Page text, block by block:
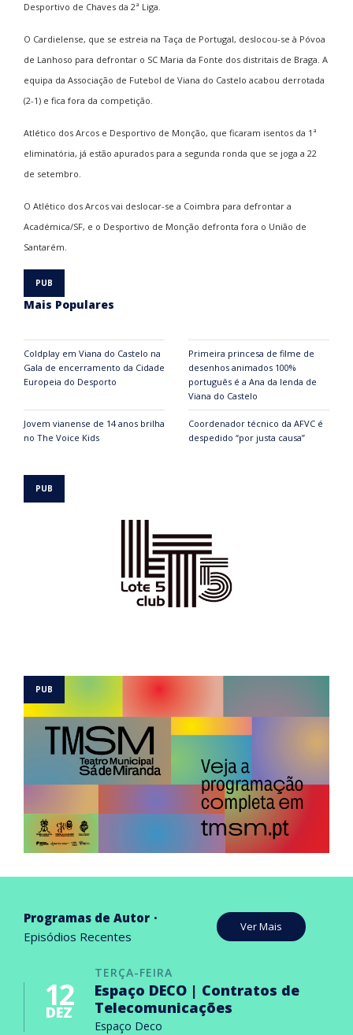
Desportivo de Chaves da 2ª Liga.
O Cardielense, que se estreia na Taça de Portugal, deslocou-se à Póvoa
de Lanhoso para defrontar o SC Maria da Fonte dos distritais de Braga. A
equipa da Associação de Futebol de Viana do Castelo acabou derrotada
(2-1) e fica fora da competição.
Atlético dos Arcos e Desportivo de Monção, que ficaram isentos da 1ª
eliminatória, já estão apurados para a segunda ronda que se joga a 22
de setembro.
O Atlético dos Arcos vai deslocar-se a Coimbra para defrontar a
Académica/SF, e o Desportivo de Monção defronta fora o União de
Santarém.
Mais Populares
Coldplay em Viana do Castelo na
Gala de encerramento da Cidade
Europeia do Desporto
Primeira princesa de filme de
desenhos animados 100%
português é a Ana da lenda de
Viana do Castelo
Jovem vianense de 14 anos brilha
no The Voice Kids
Coordenador técnico da AFVC é
despedido “por justa causa”
Programas de Autor
Episódios Recentes
Ver Mais
TERÇA-FEIRA
12
DEZ
Espaço DECO | Contratos de
Telecomunicações
Espaço Deco